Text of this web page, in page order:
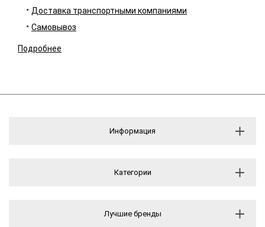
Доставка транспортными компаниями
Самовывоз
Подробнее
Информация
Категории
Лучшие бренды